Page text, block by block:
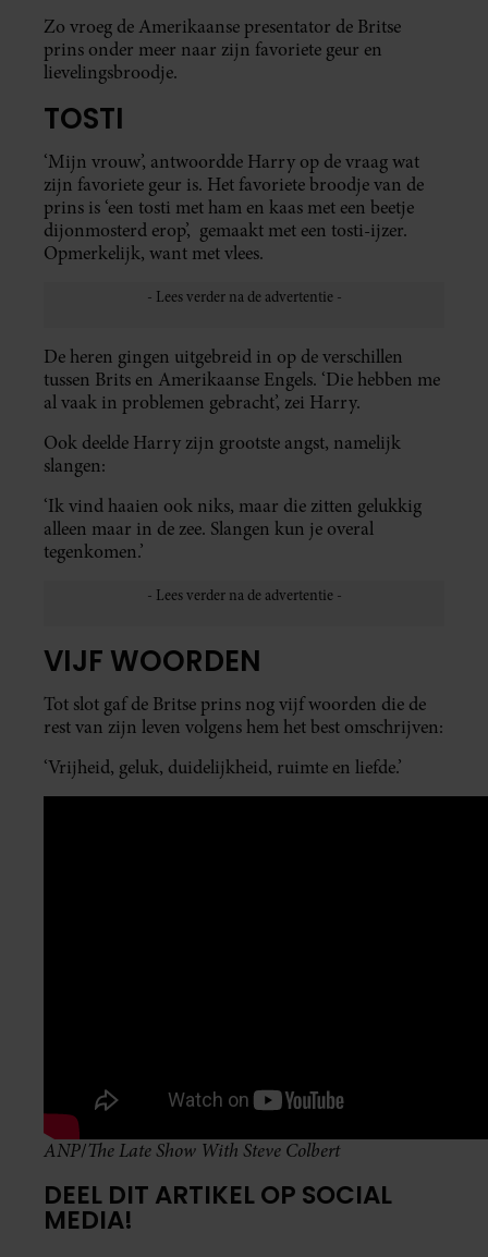
Zo vroeg de Amerikaanse presentator de Britse
prins onder meer naar zijn favoriete geur en
lievelingsbroodje.
TOSTI
‘Mijn vrouw’, antwoordde Harry op de vraag wat
zijn favoriete geur is. Het favoriete broodje van de
prins is ‘een tosti met ham en kaas met een beetje
dijonmosterd erop’, gemaakt met een tosti-ijzer.
Opmerkelijk, want met vlees.
De heren gingen uitgebreid in op de verschillen
tussen Brits en Amerikaanse Engels. ‘Die hebben me
al vaak in problemen gebracht’, zei Harry.
Ook deelde Harry zijn grootste angst, namelijk
slangen:
‘Ik vind haaien ook niks, maar die zitten gelukkig
alleen maar in de zee. Slangen kun je overal
tegenkomen.’
VIJF WOORDEN
Tot slot gaf de Britse prins nog vijf woorden die de
rest van zijn leven volgens hem het best omschrijven:
‘Vrijheid, geluk, duidelijkheid, ruimte en liefde.’
ANP/The Late Show With Steve Colbert
DEEL DIT ARTIKEL OP SOCIAL
MEDIA!